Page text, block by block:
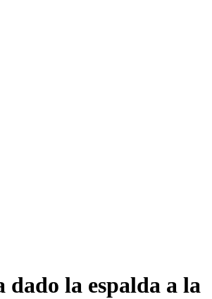
la espalda a la